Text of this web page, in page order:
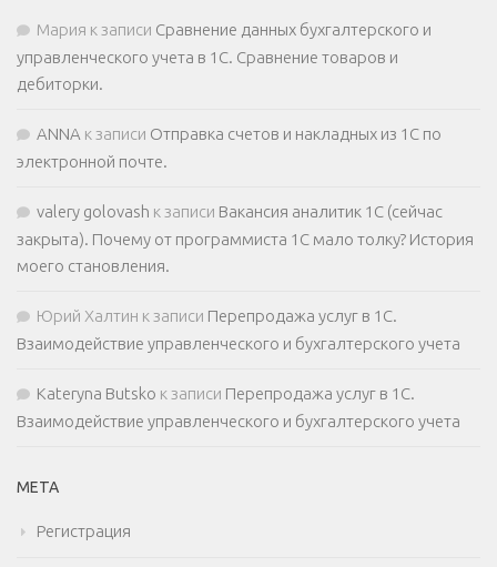
Мария к записи Сравнение данных бухгалтерского и
управленческого учета в 1С. Сравнение товаров и
дебиторки.
ANNA к записи Отправка счетов и накладных из 1С по
электронной почте.
valery golovash к записи Вакансия аналитик 1С (сейчас
закрыта). Почему от программиста 1С мало толку? История
моего становления.
Юрий Халтин к записи Перепродажа услуг в 1С.
Взаимодействие управленческого и бухгалтерского учета
Kateryna Butsko к записи Перепродажа услуг в 1С.
Взаимодействие управленческого и бухгалтерского учета
МЕТА
Регистрация